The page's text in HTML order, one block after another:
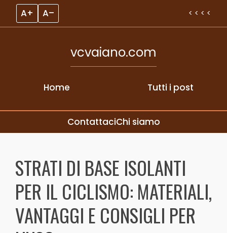
A+ A– < < < <
Home
vcvaiano.com
Tutti i post
ContattaciChi siamo
STRATI DI BASE ISOLANTI
PER IL CICLISMO: MATERIALI,
VANTAGGI E CONSIGLI PER